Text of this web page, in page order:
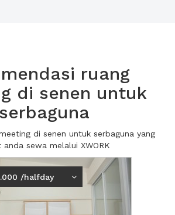
ruang
di senen untuk
serbaguna
di senen untuk serbaguna yang
anda sewa melalui XWORK
Next2
/halfday